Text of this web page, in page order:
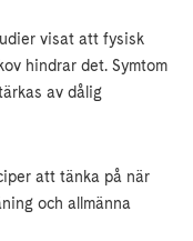
visat att fysisk
hindrar det. Symtom
av dålig
att tänka på när
och allmänna